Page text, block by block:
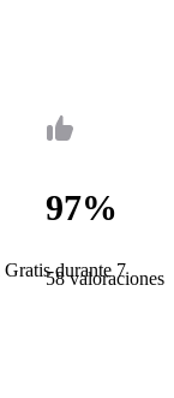
97%
58 valoraciones
Gratis durante 7